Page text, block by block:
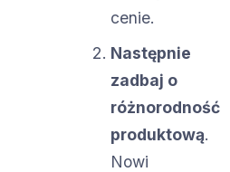
cenie.
Następnie
zadbaj o
różnorodność
produktową.
Nowi